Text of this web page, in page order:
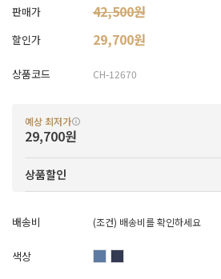
판매가 42,500원
할인가 29,700원
상품코드 CH-12670
예상 최저가
29,700원
상품할인
배송비 (조건) 배송비를 확인하세요
색상